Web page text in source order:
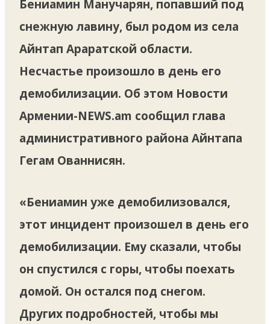
Бениамин Манучарян, попавший под
снежную лавину, был родом из села
Айнтап Араратской области.
Несчастье произошло в день его
демобилизации. Об этом Новости
Армении-NEWS.am сообщил глава
административного района Айнтапа
Гегам Ованнисян.
«Бениамин уже демобилизовался,
этот инцидент произошел в день его
демобилизации. Ему сказали, чтобы
он спустился с горы, чтобы поехать
домой. Он остался под снегом.
Других подробностей, чтобы мы